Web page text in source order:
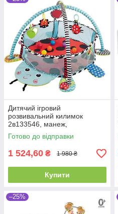
Дитячий ігровий
розвивальний килимок
2в133546, манеж,
брязкальця, 30 кульок
Готово до відправки
1 524,60 ₴ 1 980 ₴
Купити
–25%